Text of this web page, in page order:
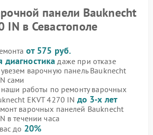
панели Bauknecht
IN в Севастополе
от 575 руб.
диагностика даже при отказе
варочную панель Bauknecht
сами
наши работы по ремонту варочных
EKVT 4270 IN до 3-х лет
варочных панелей Bauknecht
в течении часа
до 20%